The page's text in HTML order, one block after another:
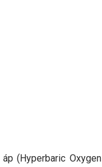
(Hyperbaric Oxygen